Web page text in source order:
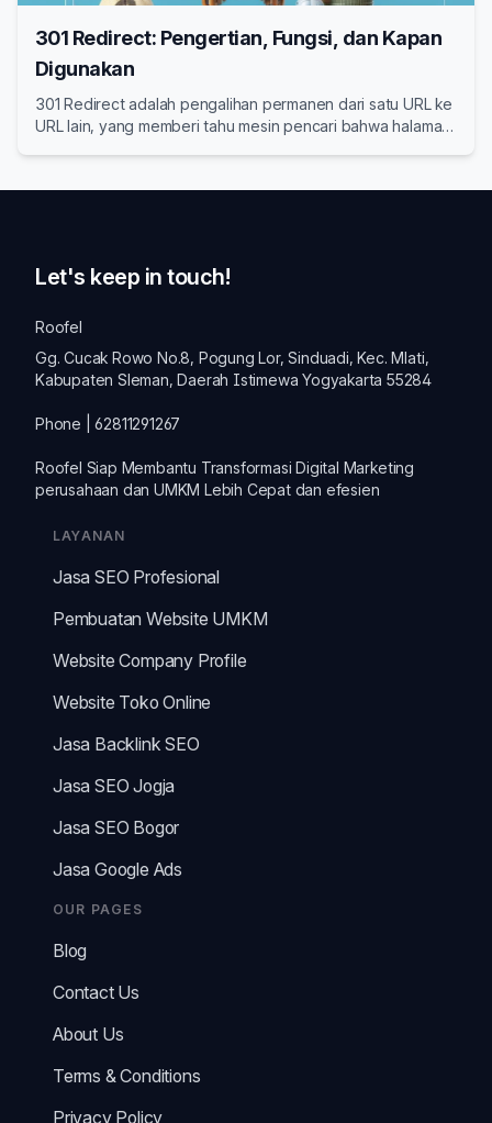
301 Redirect: Pengertian, Fungsi, dan Kapan
Digunakan
301 Redirect adalah pengalihan permanen dari satu URL ke
URL lain, yang memberi tahu mesin pencari bahwa halaman
Let's keep in touch!
Roofel
Gg. Cucak Rowo No.8, Pogung Lor, Sinduadi, Kec. Mlati,
Kabupaten Sleman, Daerah Istimewa Yogyakarta 55284
Phone | 62811291267
Roofel Siap Membantu TransformasiDigital Marketing
perusahaan danUMKM Lebih Cepat dan efesien
LAYANAN
Jasa SEO Profesional
Pembuatan Website UMKM
Website Company Profile
Website Toko Online
Jasa Backlink SEO
Jasa SEO Jogja
Jasa SEO Bogor
Jasa Google Ads
OUR PAGES
Blog
Contact Us
About Us
Terms & Conditions
Privacy Policy